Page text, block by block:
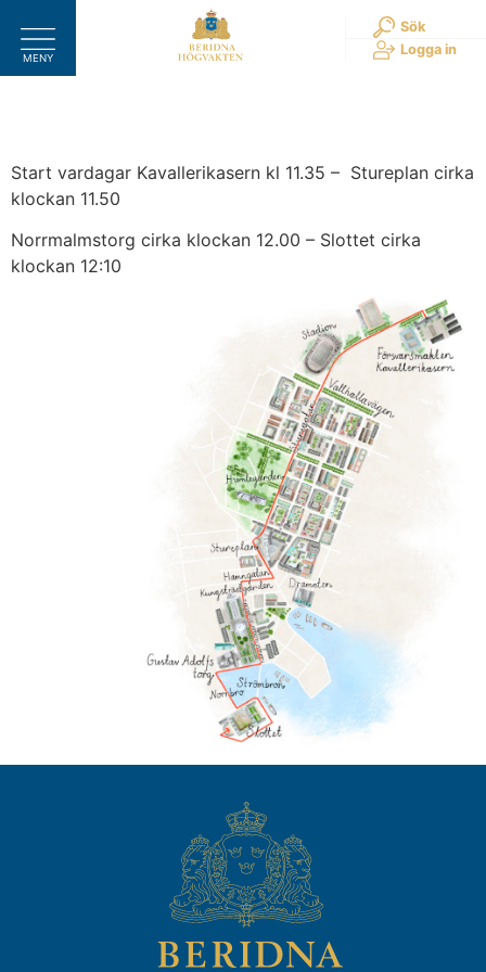
innehåll
MENY
Sök
Logga in
Start vardagar Kavallerikasern kl 11.35 – Stureplan cirka
klockan 11.50
Norrmalmstorg cirka klockan 12.00 – Slottet cirka
klockan 12:10